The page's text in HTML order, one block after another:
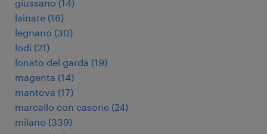
giussano (14)
lainate (16)
legnano (30)
lodi (21)
lonato del garda (19)
magenta (14)
mantova (17)
marcallo con casone (24)
milano (339)